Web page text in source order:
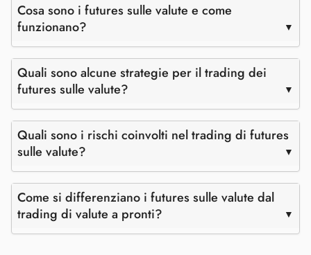
Cosa sono i futures sulle valute e come
funzionano?
Quali sono alcune strategie per il trading dei
futures sulle valute?
Quali sono i rischi coinvolti nel trading di futures
sulle valute?
Come si differenziano i futures sulle valute dal
trading di valute a pronti?